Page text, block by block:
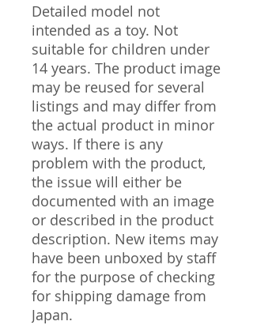
Detailed model not
intended as a toy. Not
suitable for children under
14 years. The product image
may be reused for several
listings and may differ from
the actual product in minor
ways. If there is any
problem with the product,
the issue will either be
documented with an image
or described in the product
description. New items may
have been unboxed by staff
for the purpose of checking
for shipping damage from
Japan.